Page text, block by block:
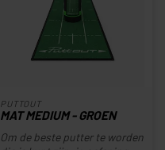
PUTTOUT
MAT MEDIUM - GROEN
Om de beste putter te worden